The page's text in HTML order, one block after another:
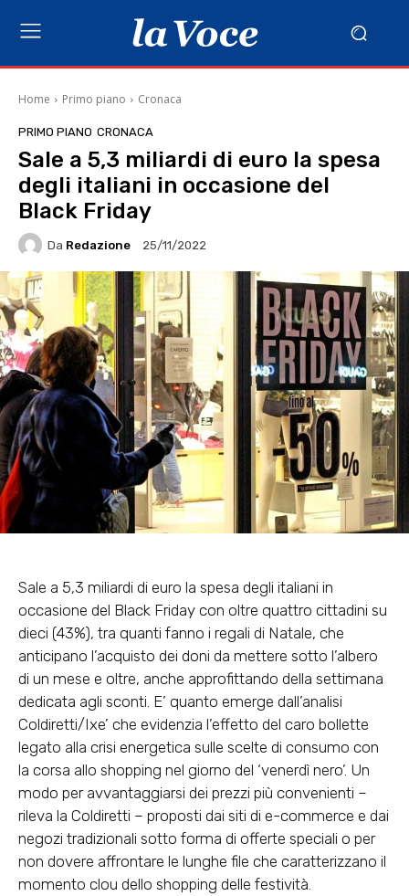
Home Primo piano Cronaca
PRIMO PIANO CRONACA
Sale a 5,3 miliardi di euro la spesa
degli italiani in occasione del
Black Friday
Da Redazione 25/11/2022
Sale a 5,3 miliardi di euro la spesa degli italiani in
occasione del Black Friday con oltre quattro cittadini su
dieci (43%), tra quanti fanno i regali di Natale, che
anticipano l’acquisto dei doni da mettere sotto l’albero
di un mese e oltre, anche approfittando della settimana
dedicata agli sconti. E’ quanto emerge dall’analisi
Coldiretti/Ixe’ che evidenzia l’effetto del caro bollette
legato alla crisi energetica sulle scelte di consumo con
la corsa allo shopping nel giorno del ‘venerdì nero’. Un
modo per avvantaggiarsi dei prezzi più convenienti –
rileva la Coldiretti – proposti dai siti di e-commerce e dai
negozi tradizionali sotto forma di offerte speciali o per
non dovere affrontare le lunghe file che caratterizzano il
momento clou dello shopping delle festività.